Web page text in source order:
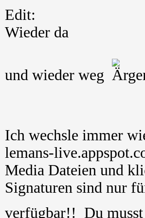
Edit:
Wieder da
und wieder weg
Ich wechsle immer
lemans-
Media Dateien und
Signaturen sind nur
verfügbar!! Du